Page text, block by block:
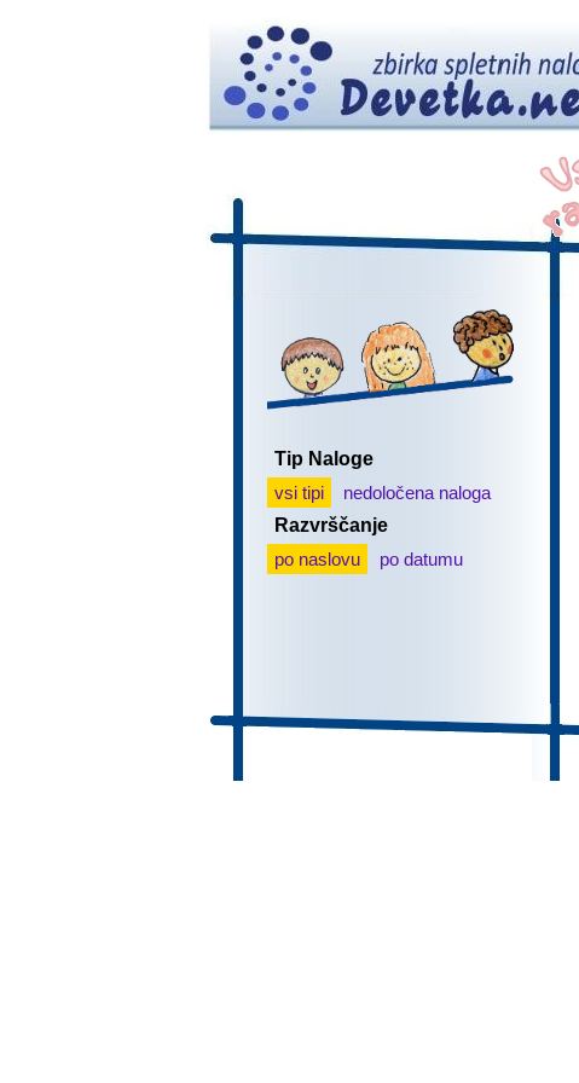
Tip Naloge
vsi tipi
nedoločena naloga
Razvrščanje
po naslovu
po datumu